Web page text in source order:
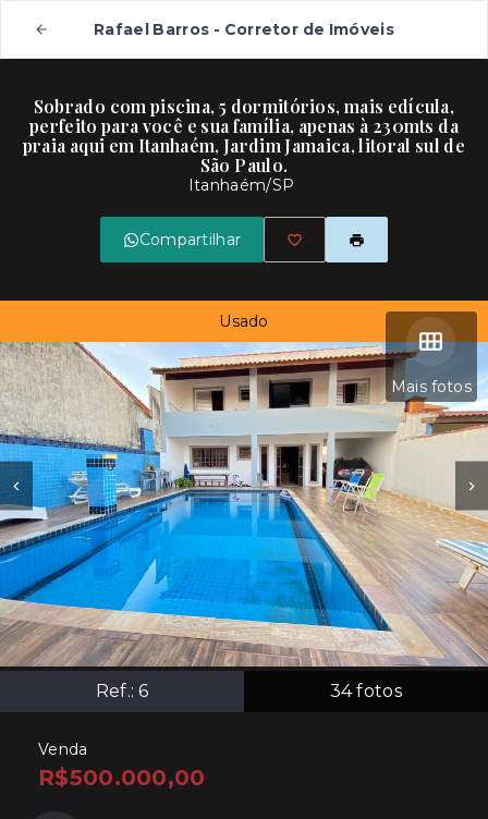
Rafael Barros - Corretor de Imóveis
Sobrado com piscina, 5 dormitórios, mais edícula,
perfeito para você e sua família, apenas à 230mts da
praia aqui em Itanhaém, Jardim Jamaica, litoral sul de
São Paulo.
Itanhaém/SP
Compartilhar
Mais fotos
Ref.: 6 34fotos
Usado
Venda
R$500.000,00